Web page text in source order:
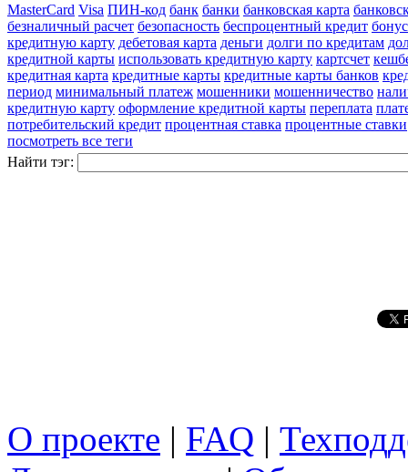
MasterCard Visa ПИН-код банк банки банковская карта
безналичный расчет безопасность беспроцентный кредит
кредитную карту дебетовая карта деньги долги по кредитам
кредитной карты использовать кредитную карту картсчет
кредитная карта кредитные карты кредитные карты банков
период минимальный платеж мошенники мошенничество
кредитную карту оформление кредитной карты переплата
потребительский кредит процентная ставка процентные ставки
посмотреть все теги
Найти тэг:
О проекте | FAQ |